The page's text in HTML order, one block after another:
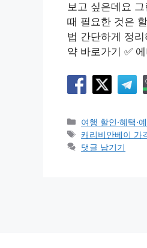
보고 싶은데요
때 필요한 것은
법 간단하게 정
약 바로가기 ✅
카
테
고
여행 할인·혜택·
태
그
캐리비안베이 가
댓글 남기기